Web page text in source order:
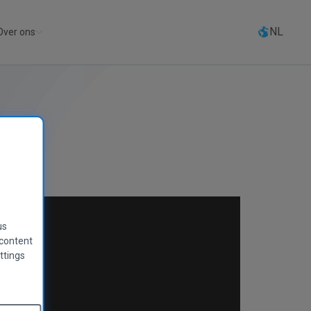
ons NL